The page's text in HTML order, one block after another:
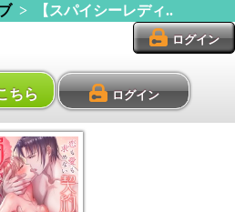
> 【スパイシーレディ..
ログイン
ちら ログイン